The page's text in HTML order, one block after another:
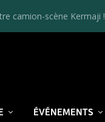
camion-scène Kermaji !
ÉVÉNEMENTS